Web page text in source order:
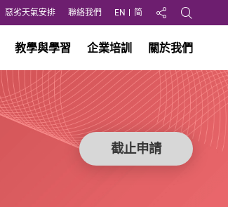
惡劣天氣安排 聯絡我們 EN 简
分享至 Open
教學與學習 企業培訓 關於我們
截止申請